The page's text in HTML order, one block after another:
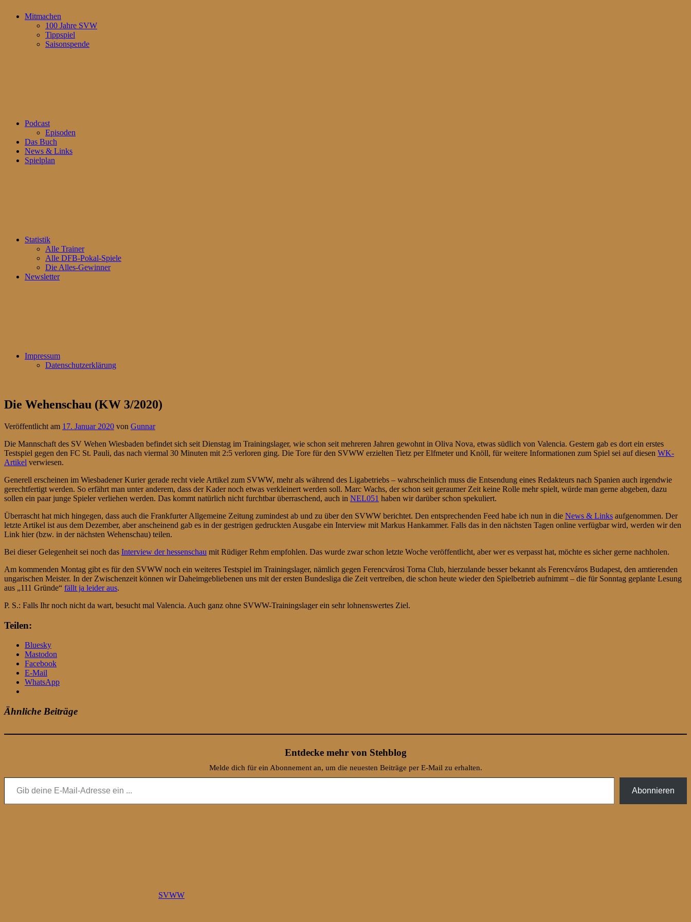
Mitmachen
100 Jahre SVW
Tippspiel
Saisonspende
Podcast
Episoden
Das Buch
News & Links
Spielplan
Statistik
Alle Trainer
Alle DFB-Pokal-Spiele
Die Alles-Gewinner
Newsletter
Impressum
Datenschutzerklärung
Die Wehenschau (KW 3/2020)
Veröffentlicht am 17. Januar 2020 von Gunnar
Die Mannschaft des SV Wehen Wiesbaden befindet sich seit Dienstag im Trainingslager, wie schon seit mehreren Jahren gewohnt in Oliva Nova, etwas südlich von Valencia. Gestern gab es dort ein erstes
Testspiel gegen den FC St. Pauli, das nach viermal 30 Minuten mit 2:5 verloren ging. Die Tore für den SVWW erzielten Tietz per Elfmeter und Knöll, für weitere Informationen zum Spiel sei auf diesen WK-
Artikel verwiesen.
Generell erscheinen im Wiesbadener Kurier gerade recht viele Artikel zum SVWW, mehr als während des Ligabetriebs – wahrscheinlich muss die Entsendung eines Redakteurs nach Spanien auch irgendwie
gerechtfertigt werden. So erfährt man unter anderem, dass der Kader noch etwas verkleinert werden soll. Marc Wachs, der schon seit geraumer Zeit keine Rolle mehr spielt, würde man gerne abgeben, dazu
sollen ein paar junge Spieler verliehen werden. Das kommt natürlich nicht furchtbar überraschend, auch in NEL051 haben wir darüber schon spekuliert.
Überrascht hat mich hingegen, dass auch die Frankfurter Allgemeine Zeitung zumindest ab und zu über den SVWW berichtet. Den entsprechenden Feed habe ich nun in die News & Links aufgenommen. Der
letzte Artikel ist aus dem Dezember, aber anscheinend gab es in der gestrigen gedruckten Ausgabe ein Interview mit Markus Hankammer. Falls das in den nächsten Tagen online verfügbar wird, werden wir den
Link hier (bzw. in der nächsten Wehenschau) teilen.
Bei dieser Gelegenheit sei noch das Interview der hessenschau mit Rüdiger Rehm empfohlen. Das wurde zwar schon letzte Woche veröffentlicht, aber wer es verpasst hat, möchte es sicher gerne nachholen.
Am kommenden Montag gibt es für den SVWW noch ein weiteres Testspiel im Trainingslager, nämlich gegen Ferencvárosi Torna Club, hierzulande besser bekannt als Ferencváros Budapest, den amtierenden
ungarischen Meister. In der Zwischenzeit können wir Daheimgebliebenen uns mit der ersten Bundesliga die Zeit vertreiben, die schon heute wieder den Spielbetrieb aufnimmt – die für Sonntag geplante Lesung
aus „111 Gründe“ fällt ja leider aus.
P. S.: Falls Ihr noch nicht da wart, besucht mal Valencia. Auch ganz ohne SVWW-Trainingslager ein sehr lohnenswertes Ziel.
Teilen:
Bluesky
Mastodon
Facebook
E-Mail
WhatsApp
Ähnliche Beiträge
Entdecke mehr von Stehblog
Melde dich für ein Abonnement an, um die neuesten Beiträge per E-Mail zu erhalten.
Gib deine E-Mail-Adresse ein ...
Abonnieren
SVWW